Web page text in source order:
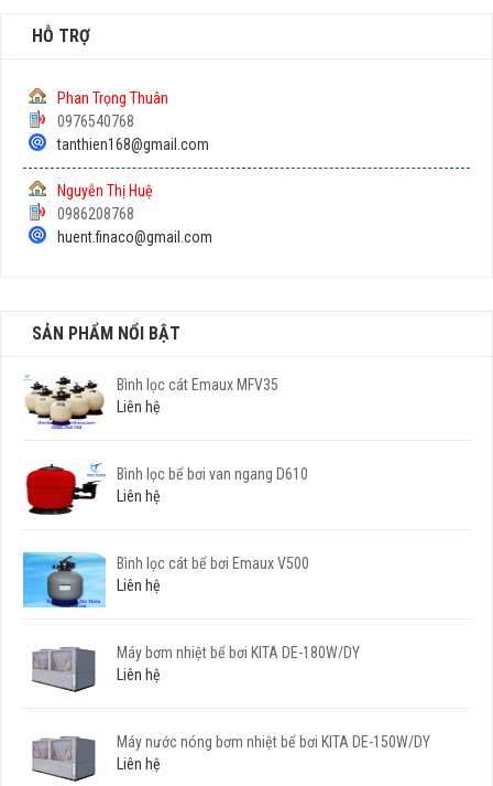
HỖ TRỢ
Phan Trọng Thuân
0976540768
tanthien168@gmail.com
Nguyễn Thị Huệ
0986208768
huent.finaco@gmail.com
SẢN PHẨM NỔI BẬT
Bình lọc cát Emaux MFV35
Liên hệ
Bình lọc bể bơi van ngang D610
Liên hệ
Bình lọc cát bể bơi Emaux V500
Liên hệ
Máy bơm nhiệt bể bơi KITA DE-180W/DY
Liên hệ
Máy nước nóng bơm nhiệt bể bơi KITA DE-150W/DY
Liên hệ